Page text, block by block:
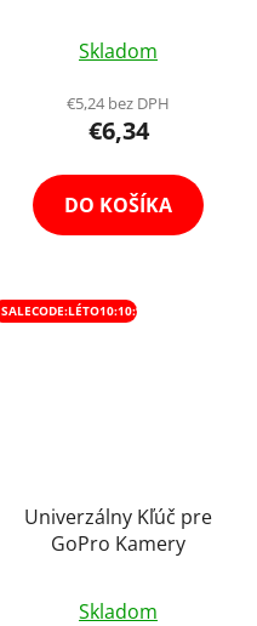
Skladom
€5,24 bez DPH
€6,34
DO KOŠÍKA
SALECODE:LÉTO10:10:%
Univerzálny Kľúč pre
GoPro Kamery
Skladom